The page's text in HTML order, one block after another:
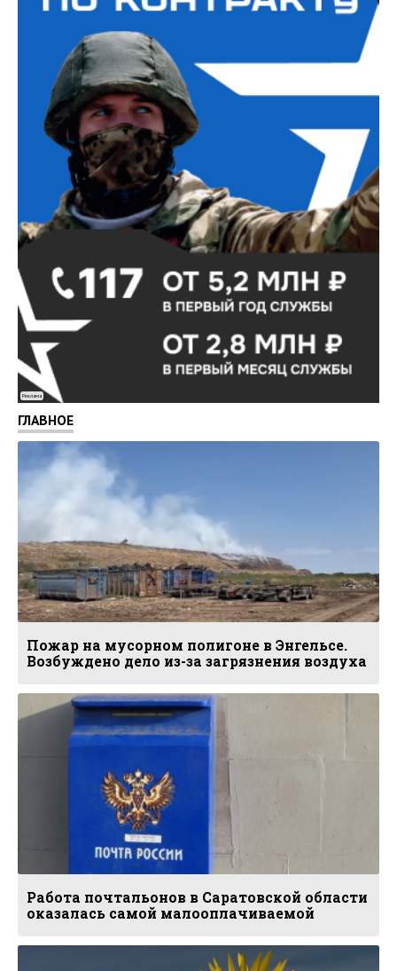
Реклама
ГЛАВНОЕ
Пожар на мусорном полигоне в Энгельсе.
Возбуждено дело из-за загрязнения воздуха
Работа почтальонов в Саратовской области
оказалась самой малооплачиваемой